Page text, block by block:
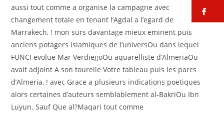
aussi tout comme a organise la campagne avec
changement totale en tenant l’Agdal a l’egard de
Marrakech, ! mon surs davantage mieux eminent puis
anciens potagers islamiques de l’universOu dans lequel
FUNCI evolue Mar VerdiegoOu aquarelliste d’AlmeriaOu
avait adjoint A son tourelle Votre tableau puis les parcs
d’Almeria, ! avec Grace a plusieurs indications poetiques
alors certaines d’auteurs semblablement al-BakriOu Ibn
Luyun. Sauf Que al?Maqari tout comme